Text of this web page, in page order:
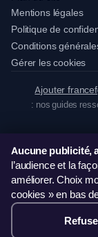
Mentions légales
Politique de
Conditions
Gérer les cookies
Ajouter
: nos guides
© 2026 France
Organisme de formation
CertifiéQualiopi
Aucune publicité,
l’audience et la
améliorer. Choix
cookies » en bas